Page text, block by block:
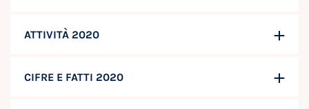
ATTIVITÀ 2020
CIFRE E FATTI 2020